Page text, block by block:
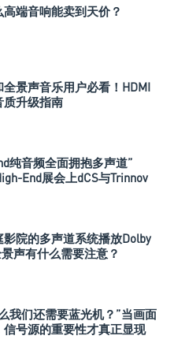
端音响能卖到天价？
景声音乐用户必看！HDMI
质升级指南
纯音频全面拥抱多声道”
End展会上dCS与Trinnov
院的多声道系统播放Dolby
声有什么需要注意？
我们还需要蓝光机？”当画面
信号源的重要性才真正显现